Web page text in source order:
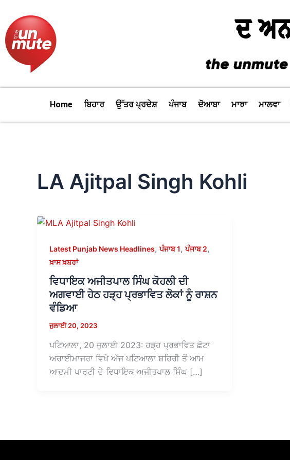
content
Home ਬਿਹਾਰ ਉੱਤਰ ਪ੍ਰਦੇਸ਼ ਪੰਜਾਬ ਦੋਆਬਾ ਮਾਝਾ ਮਾਲਵਾ
LA Ajitpal Singh Kohli
Latest Punjab News Headlines,ਪੰਜਾਬ 1,ਪੰਜਾਬ 2,
ਖ਼ਾਸ ਖ਼ਬਰਾਂ
ਵਿਧਾਇਕ ਅਜੀਤਪਾਲ ਸਿੰਘ ਕੋਹਲੀ ਦੀ
ਅਗਵਾਈ ਹੇਠ ਹੜ੍ਹ ਪ੍ਰਭਾਵਿਤ ਲੋਕਾਂ ਨੂੰ ਰਾਸ਼ਨ
ਵੰਡਿਆ
ਜੁਲਾਈ 20, 2023
ਪਟਿਆਲਾ, 20 ਜੁਲਾਈ 2023: ਹੜ੍ਹ ਪ੍ਰਭਾਵਿਤ ਛੋਟਾ
ਅਰਾਈਮਾਜਰਾ ਵਿਖੇ ਅੱਜ ਪਟਿਆਲਾ ਸ਼ਹਿਰੀ ਤੋਂ ਆਮ
ਆਦਮੀ ਪਾਰਟੀ ਦੇ ਵਿਧਾਇਕ ਅਜੀਤਪਾਲ ਸਿੰਘ […]